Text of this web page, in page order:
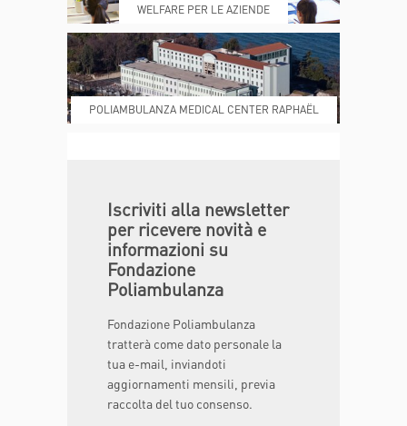
DONA ORA MAGAZINE
WELFARE PER LE AZIENDE
POLIAMBULANZA MEDICAL CENTER RAPHAËL
Iscriviti alla newsletter
per ricevere novità e
informazioni su
Fondazione
Poliambulanza
Fondazione Poliambulanza
tratterà come dato personale la
tua e-mail, inviandoti
aggiornamenti mensili, previa
raccolta del tuo consenso.